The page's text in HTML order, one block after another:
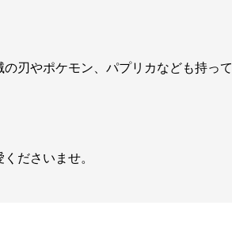
刃やポケモン、パプリカなども持って
ださいませ。